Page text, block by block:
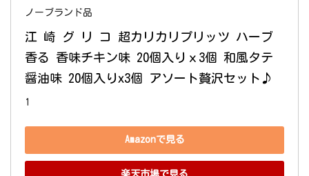
ノーブランド品
江 崎 グ リ コ 超カリカリプリッツ ハーブ
香る 香味チキン味 20個入りｘ3個 和風タテ
醤油味 20個入りx3個 アソート贅沢セット♪
1
Amazonで見る